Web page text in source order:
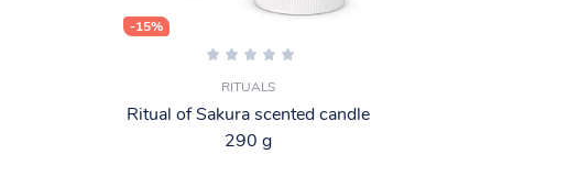
-15%
RITUALS
Ritual of Sakura scented candle
290 g